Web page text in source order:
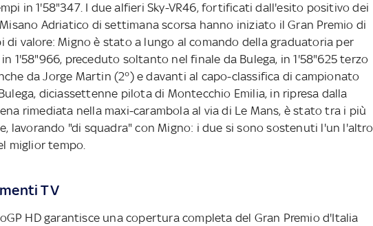
in 1'58"347. I due alfieri Sky-VR46, fortificati dall'esito positivo dei
Adriatico di settimana scorsa hanno iniziato il Gran Premio di
di valore: Migno è stato a lungo al comando della graduatoria per
1'58"966, preceduto soltanto nel finale da Bulega, in 1'58"625 terzo
da Jorge Martin (2°) e davanti al capo-classifica di campionato
diciassettenne pilota di Montecchio Emilia, in ripresa dalla
rimediata nella maxi-carambola al via di Le Mans, è stato tra i più
lavorando "di squadra" con Migno: i due si sono sostenuti l'un l'altro
miglior tempo.
TV
HD garantisce una copertura completa del Gran Premio d'Italia